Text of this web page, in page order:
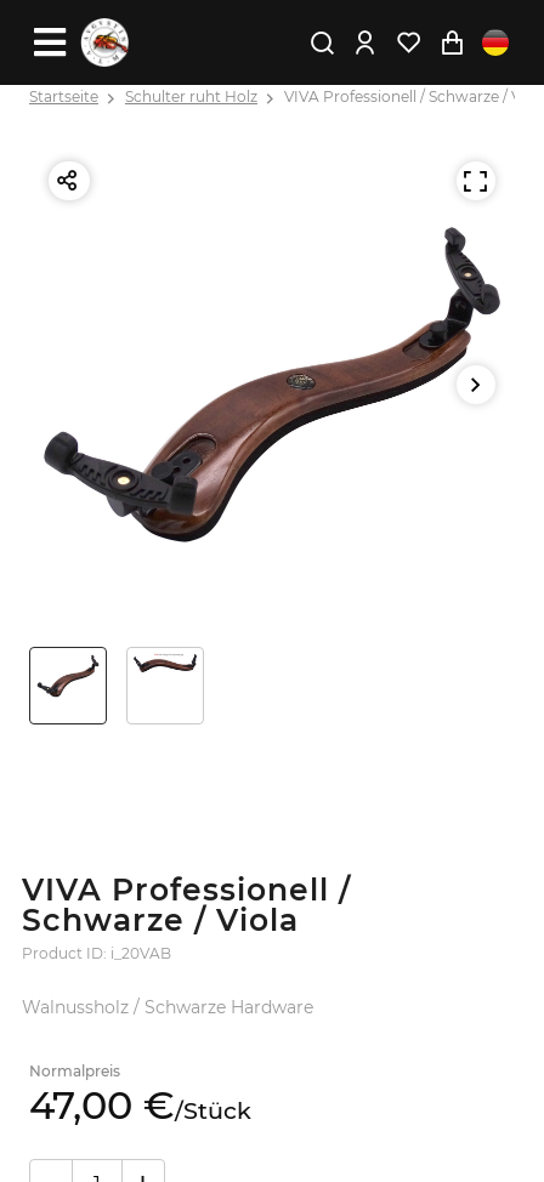
Startseite Schulter ruht Holz VIVA Professionell / Schwarze /
VIVA Professionell /
Schwarze / Viola
Product ID: i_20VAB
Walnussholz / Schwarze Hardware
Normalpreis
47,00 €/Stück